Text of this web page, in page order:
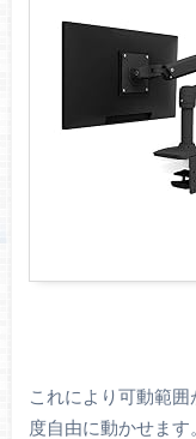
これにより可動範
度自由に動かせます。